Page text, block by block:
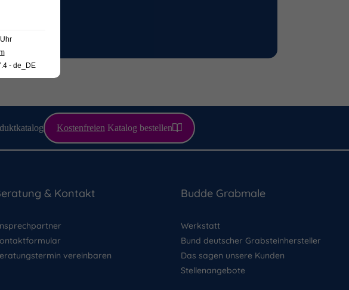
Kostenfreien Katalog bestellen
& Kontakt
vereinbaren
Budde Grabmale
Werkstatt
Bund deutscher Grabsteinhersteller
Das sagen unsere Kunden
Stellenangebote
- de_DE